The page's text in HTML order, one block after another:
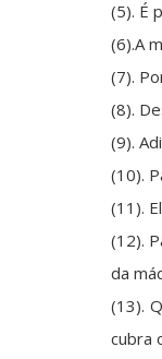
(5). É
(6).A
(7).
(8).
(9).
(10).
(11).
(12).
da
(13).
cubra